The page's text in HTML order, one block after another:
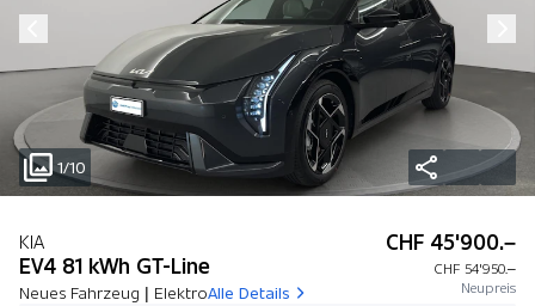
1/10
KIA
EV4 81 kWh GT-Line
Neues Fahrzeug | ElektroAlle Details
CHF 45'900.–
CHF 54'950.–
Neupreis